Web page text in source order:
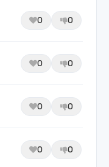
0 0
0 0
0 0
0 0